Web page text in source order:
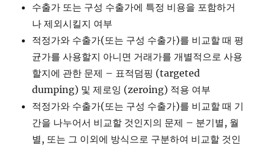
수출가 또는 구성 수출가에 특정 비용을 포함하거
나 제외시킬지 여부
적정가와 수출가(또는 구성 수출가)를 비교할 때 평
균가를 사용할지 아니면 거래가를 개별적으로 사용
할지에 관한 문제 – 표적덤핑 (targeted
dumping) 및 제로잉 (zeroing) 적용 여부
적정가와 수출가(또는 구성 수출가)를 비교할 때 기
간을 나누어서 비교할 것인지의 문제 – 분기별, 월
별, 또는 그 이외에 방식으로 구분하여 비교할 것인